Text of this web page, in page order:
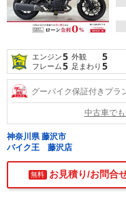
エンジン5 外観 5
フレーム5 足まわり 5
グーバイク保証付きプラ
中古車で
神奈川県 藤沢市
バイク王 藤沢店
無料 お見積り/お問合排